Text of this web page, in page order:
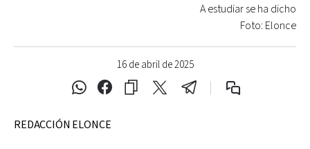
16 de abril de 2025
A estudiar se ha dicho
Foto: Elonce
REDACCIÓN ELONCE